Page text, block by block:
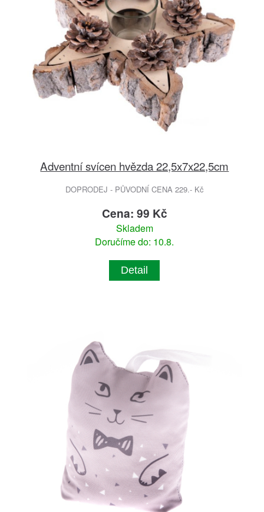
Adventní svícen hvězda 22,5x7x22,5cm
DOPRODEJ - PŮVODNÍ CENA 229.- Kč
Cena: 99 Kč
Skladem
Doručíme do: 10.8.
Detail